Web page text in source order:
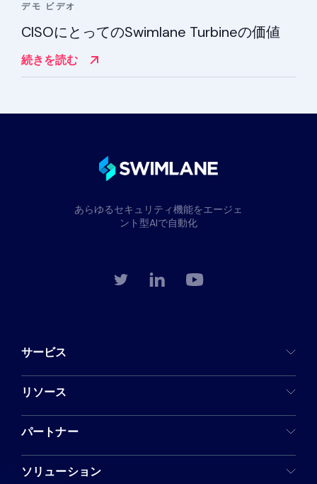
デモ ビデオ
CISOにとってのSwimlane Turbineの価値
続きを読む
あらゆるセキュリティ機能をエージェ
ント型AIで自動化
サービス
リソース
パートナー
ソリューション